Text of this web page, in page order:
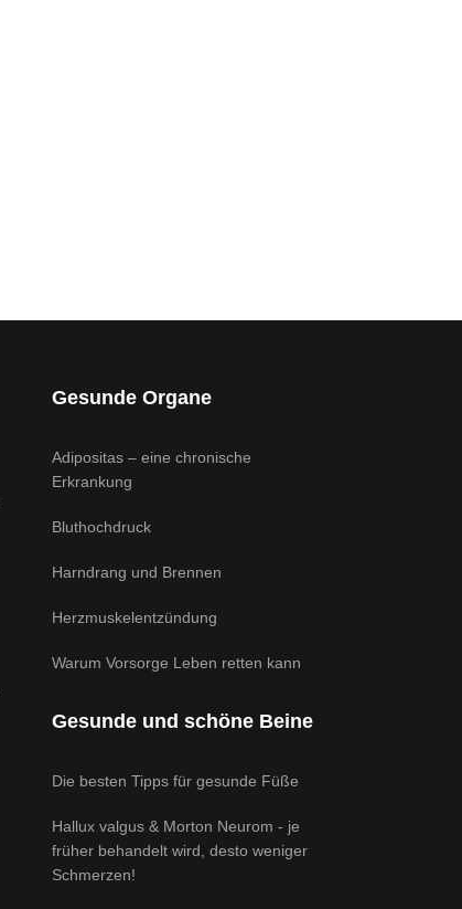
Gesunde Organe
Adipositas – eine chronische
Erkrankung
Bluthochdruck
Harndrang und Brennen
Herzmuskelentzündung
Warum Vorsorge Leben retten kann
Gesunde und schöne Beine
Die besten Tipps für gesunde Füße
Hallux valgus & Morton Neurom - je
früher behandelt wird, desto weniger
Schmerzen!